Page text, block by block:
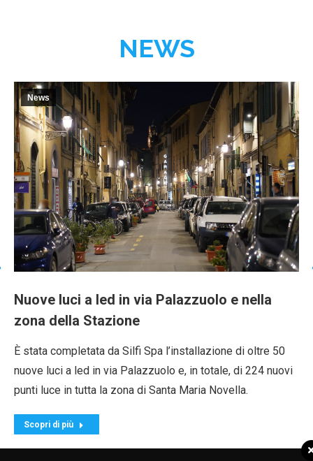
NEWS
News
Nuove luci a led in via Palazzuolo e nella
zona della Stazione
È stata completata da Silfi Spa l’installazione di oltre 50
nuove luci a led in via Palazzuolo e, in totale, di 224 nuovi
punti luce in tutta la zona di Santa Maria Novella.
Scopri di più